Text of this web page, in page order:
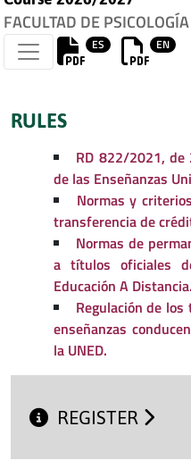
FACULTAD DE PSICOLOGÍA
ES EN
RULES
RD 822/2021, de
de las Enseñanzas
Normas y
transferencia de
Normas de
a títulos oficiales
Educación A Distancia.
Regulación de
enseñanzas
la UNED.
REGISTER